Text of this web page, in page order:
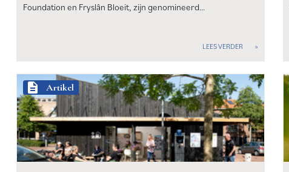
Foundation en Fryslân Bloeit, zijn genomineerd…
LEES VERDER
description Artikel